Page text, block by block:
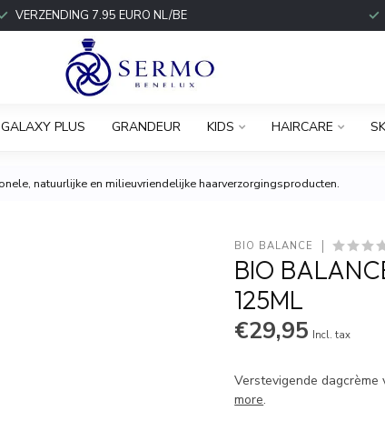
VERZENDING 7.95 EURO NL/BE
GALAXY PLUS GRANDEUR KIDS HAIRCARE
natuurlijke en milieuvriendelijke haarverzorgingsproducten.
BIO BALANCE
BIO
125ML
€29,95 Incl. tax
Verstevigende
more.